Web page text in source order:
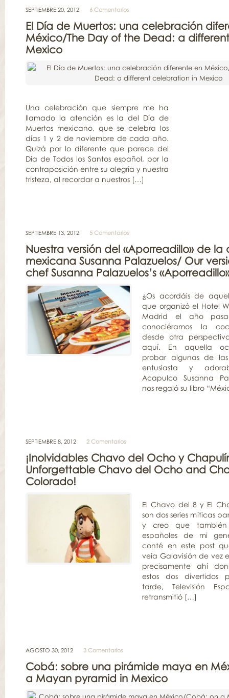
SEPTIEMBRE 20, 2012 6 Comentarios
El Día de Muertos: una celebración
México/The Day of the Dead: a
Mexico
Una celebración que siempre me ha
llamado la atención es la del Día de
Muertos mexicano, que se celebra los
días 1 y 2 de noviembre de cada año.
Quizá por lo diferente que parece del
Día de Todos los Santos español, por la
contraposición entre su alegría y nuestra
tristeza, al recordar a nuestros […]
SEPTIEMBRE 13, 2012 5 Comentarios
Nuestra versión del «Aporreadillo» de la
mexicana Susanna Palazuelos/ Our
chef Susanna Palazuelos’s
¿Os acordáis de
que organizó el Hotel
Madrid el año
conociéramos la
desde otra
aquí. En aquella
probar algunas de
entusiasta y
Acapulco Susanna
nos regaló su libro
SEPTIEMBRE 8, 2012 2 Comentarios
¡Inolvidables Chavo del Ocho y
Unforgettable Chavo del Ocho and
Colorado!
El Chavo del 8 y El
son dos series míticas
y creo que también
españoles de mi
conté en este post
veía Galavisión de vez
precisamente ahí
estos dos divertidos
tarde, Televisión
retransmitió […]
AGOSTO 30, 2012 3 Comentarios
Cobá: sobre una pirámide maya en
a Mayan pyramid in Mexico